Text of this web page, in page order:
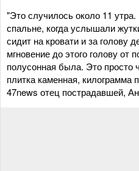
"Это случилось около 11
спальне, когда услышали
сидит на кровати и за голову
мгновение до этого голову от
полусонная была. Это просто
плитка каменная, килограмма
47news отец пострадавшей,